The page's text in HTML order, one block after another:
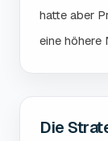
hatte aber
eine höhere
Die